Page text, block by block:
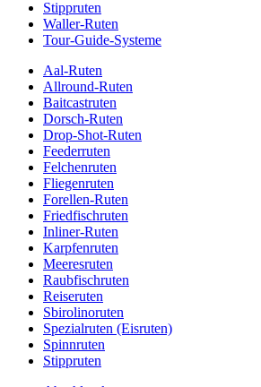
Stippruten
Waller-Ruten
Tour-Guide-Systeme
Aal-Ruten
Allround-Ruten
Baitcastruten
Dorsch-Ruten
Drop-Shot-Ruten
Feederruten
Felchenruten
Fliegenruten
Forellen-Ruten
Friedfischruten
Inliner-Ruten
Karpfenruten
Meeresruten
Raubfischruten
Reiseruten
Sbirolinoruten
Spezialruten (Eisruten)
Spinnruten
Stippruten